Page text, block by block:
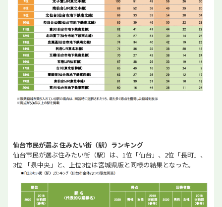
仙台市民が選ぶ 住みたい街（駅）ランキング
仙台市民が選ぶ住みたい街（駅）は、1位「仙台」、2位「長町」、
3位 「泉中央」と、上位3位は宮城県版と同様の結果となった。